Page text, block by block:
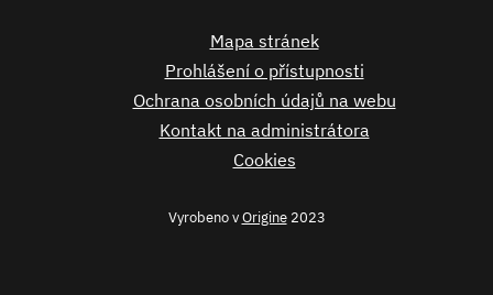
Mapa stránek
Prohlášení o přístupnosti
Ochrana osobních údajů na webu
Kontakt na administrátora
Cookies
Vyrobeno vOrigine2023